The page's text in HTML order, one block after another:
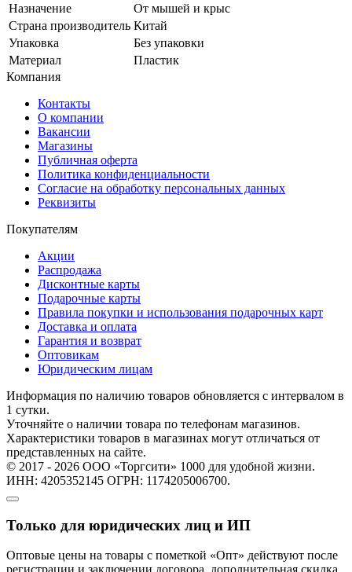
Назначение
От мышей и крыс
Страна производитель Китай
Упаковка
Без упаковки
Материал
Пластик
Компания
Контакты
О компании
Вакансии
Магазины
Публичная оферта
Политика конфиденциальности
Согласие на обработку персональных данных
Реквизиты
Покупателям
Акции
Распродажа
Дисконтные карты
Подарочные карты
Правила покупки и использования подарочных карт
Доставка и оплата
Гарантия и возврат
Оптовикам
Юридическим лицам
Информация по наличию товаров обновляется с интервалом в
1 сутки.
Уточняйте о наличии товара по телефонам магазинов.
Характеристики товаров в магазинах могут отличаться от
представленных на сайте.
© 2017 - 2026 ООО «Торгсити» 1000 для удобной жизни.
ИНН: 4205352145 ОГРН: 1174205006700.
Только для юридических лиц и ИП
Оптовые цены на товары с пометкой «Опт» действуют после